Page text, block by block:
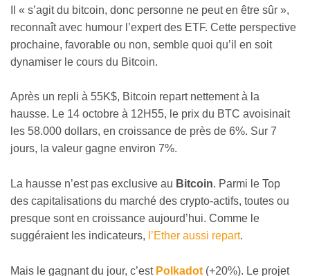
Il « s’agit du bitcoin, donc personne ne peut en être sûr »,
reconnaît avec humour l’expert des ETF. Cette perspective
prochaine, favorable ou non, semble quoi qu’il en soit
dynamiser le cours du Bitcoin.
Après un repli à 55K$, Bitcoin repart nettement à la
hausse. Le 14 octobre à 12H55, le prix du BTC avoisinait
les 58.000 dollars, en croissance de près de 6%. Sur 7
jours, la valeur gagne environ 7%.
La hausse n’est pas exclusive au Bitcoin. Parmi le Top
des capitalisations du marché des crypto-actifs, toutes ou
presque sont en croissance aujourd’hui. Comme le
suggéraient les indicateurs, l’Ether aussi repart.
Mais le gagnant du jour, c’est Polkadot (+20%). Le projet